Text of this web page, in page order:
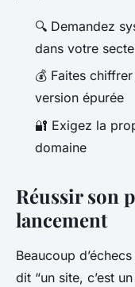
🔍 Demandez
dans votre
💰 Faites
version épurée
🔐 Exigez la
domaine
Réussir son
lancement
Beaucoup
dit “un site, c’est